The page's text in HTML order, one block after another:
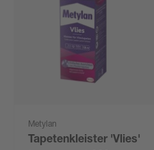
Metylan
Tapetenkleister 'Vlies'